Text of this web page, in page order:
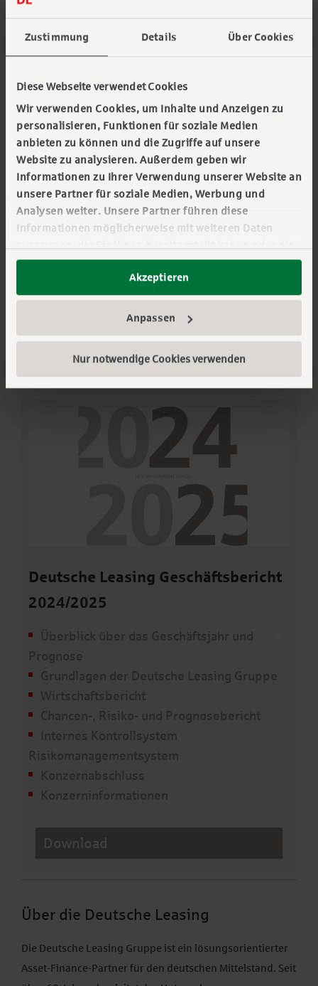
Zustimmung Details Über Cookies
Diese Webseite verwendet Cookies
Wir verwenden Cookies, um Inhalte und Anzeigen zu
personalisieren, Funktionen für soziale Medien
anbieten zu können und die Zugriffe auf unsere
Website zu analysieren. Außerdem geben wir
Informationen zu Ihrer Verwendung unserer Website an
unsere Partner für soziale Medien, Werbung und
Analysen weiter. Unsere Partner führen diese
Informationen möglicherweise mit weiteren Daten
zusammen, die Sie ihnen bereitgestellt haben oder die
sie im Rahmen Ihrer Nutzung der Dienste gesammelt
haben. Sie geben Einwilligung zu unseren Cookies,
wenn Sie unsere Webseite weiterhin nutzen. Mehr
||Datenschutz
Akzeptieren
Anpassen
Nur notwendige Cookies verwenden
Transformationsdruck nimmt
bleiben – dieser Investitionsbedarf muss
finanziert werden“, sagt Kai Ostermann,
Vorstandsvorsitzender der Deutsche Leasing
Gruppe. „Dabei begleiten wir gemeinsam mit
den Sparkassen und unseren Partnern den
Mittelstand – im In- und Ausland.“
Transformationsfinanzierung und Investitionen
Hintergrund auch im laufenden Geschäftsjahr
Bestandteil der strategischen Ausrichtung der
Deutsche Leasing Gruppe. Dazu zählen
Nachhaltigkeit, Digitalisierung, Mobilität sowie
der Sicherheits- und Verteidigungssektor.
Deutsche Leasing Geschäftsbericht
2024/2025
Überblick über das Geschäftsjahr und
Prognose
Grundlagen der Deutsche Leasing Gruppe
Wirtschaftsbericht
Chancen-, Risiko- und Prognosebericht
Internes Kontrollsystem
Risikomanagementsystem
Konzernabschluss
Konzerninformationen
Download
Über die Deutsche Leasing
Die Deutsche Leasing Gruppe ist ein lösungsorientierter
Asset-Finance-Partner für den deutschen Mittelstand. Seit